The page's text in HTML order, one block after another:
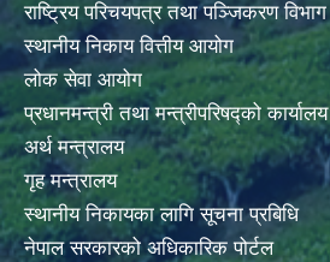
राष्ट्रिय परिचयपत्र तथा पञ्जिकरण विभाग
स्थानीय निकाय वित्तीय आयोग
लोक सेवा आयोग
प्रधानमन्त्री तथा मन्त्रीपरिषद्को कार्यालय
अर्थ मन्त्रालय
गृह मन्त्रालय
स्थानीय निकायका लागि सूचना प्रबिधि
नेपाल सरकारको अधिकारिक पोर्टल